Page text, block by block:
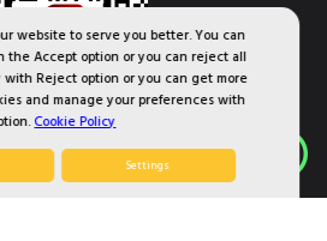
website to serve you better. You can
the Accept option or you can reject all
with Reject option or you can get more
and manage your preferences with
Cookie Policy
Settings
Çerez Ayarları